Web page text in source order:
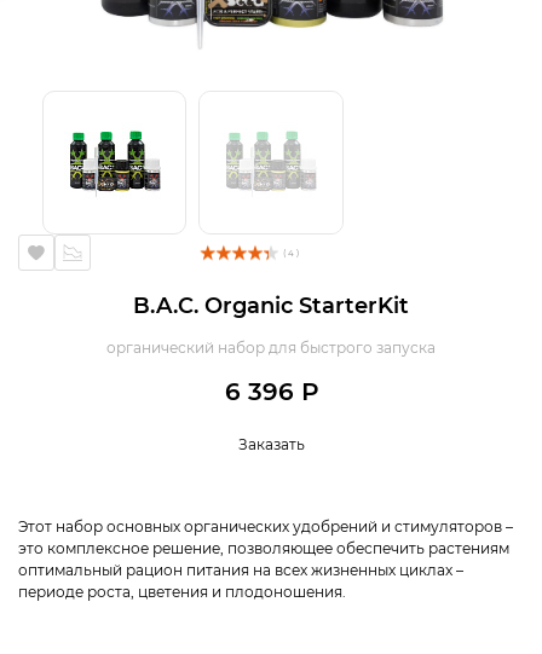
( 4 )
B.A.C. Organic StarterKit
органический набор для быстрого запуска
6 396 Р
Заказать
Этот набор основных органических удобрений и стимуляторов –
это комплексное решение, позволяющее обеспечить растениям
оптимальный рацион питания на всех жизненных циклах –
периоде роста, цветения и плодоношения.